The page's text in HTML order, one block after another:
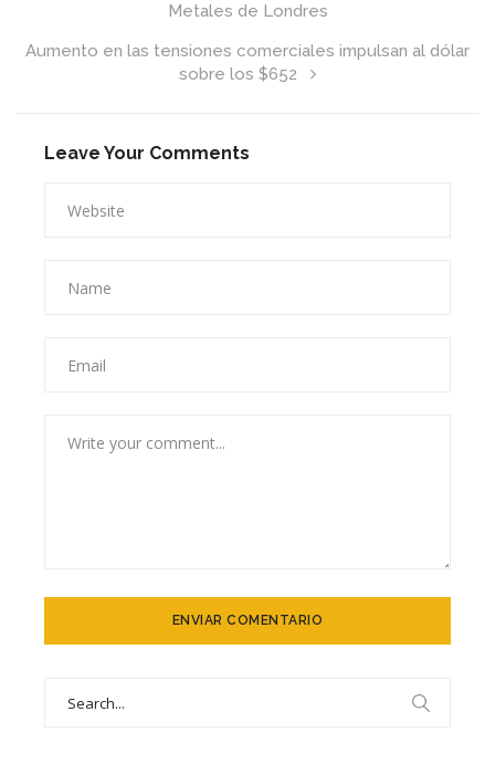
Metales de Londres
Aumento en las tensiones comerciales impulsan al dólar
sobre los $652
Leave Your Comments